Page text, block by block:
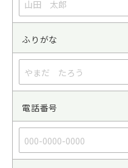
ふりがな
電話番号